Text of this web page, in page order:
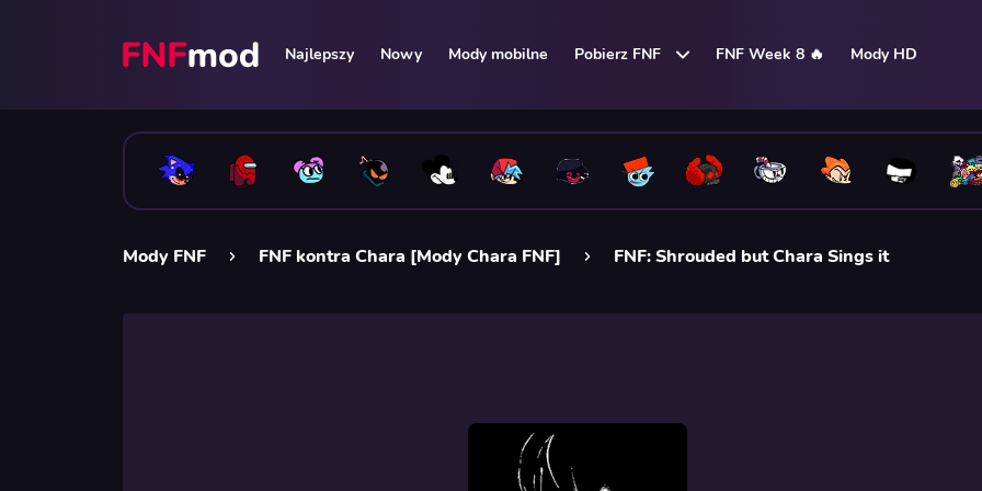
Najlepszy Nowy Mody mobilne Pobierz FNF FNF Week 8 🔥 Mody HD
Mody FNF FNF kontra Chara [Mody Chara FNF] FNF: Shrouded but Chara Sings it